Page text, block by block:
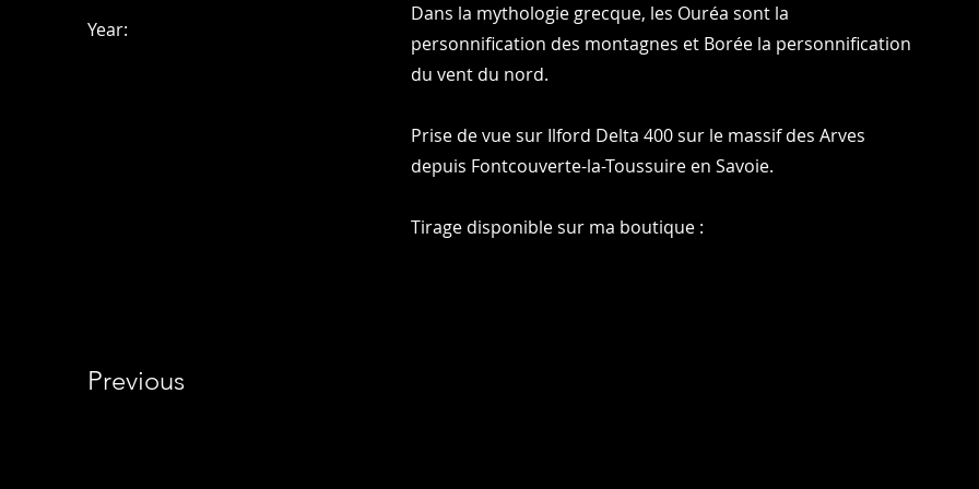
Year:
Dans la mythologie grecque, les Ouréa sont la
personnification des montagnes et Borée la personnification
du vent du nord.
Prise de vue sur Ilford Delta 400 sur le massif des Arves
depuis Fontcouverte-la-Toussuire en Savoie.
Tirage disponible sur ma boutique :
Previous